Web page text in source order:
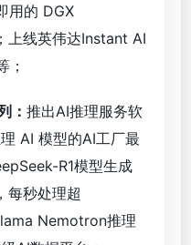
用的 DGX
上线英伟达Instant AI
；
： 推出AI推理服务软
AI 模型的AI工厂最
R1模型生成
每秒处理超
Nemotron推理